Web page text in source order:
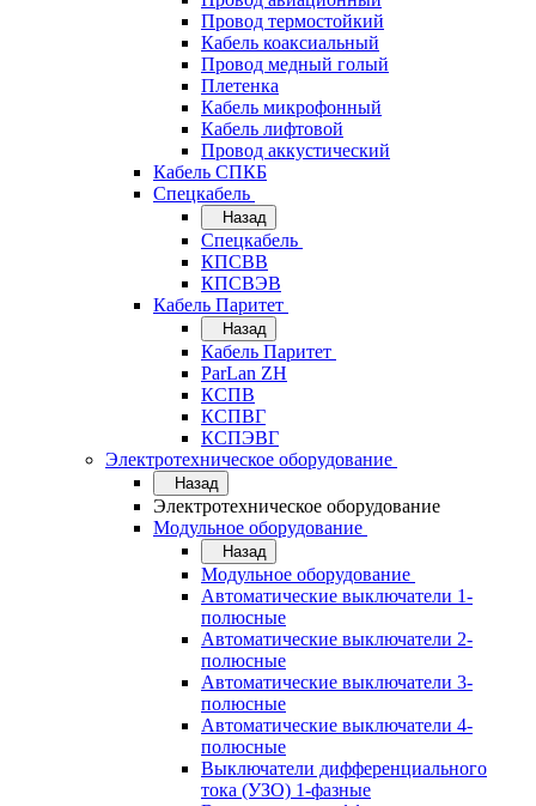
Провод термостойкий
Кабель коаксиальный
Провод медный голый
Плетенка
Кабель микрофонный
Кабель лифтовой
Провод аккустический
Кабель СПКБ
Спецкабель
Назад
Спецкабель
КПСВВ
КПСВЭВ
Кабель Паритет
Назад
Кабель Паритет
ParLan ZH
КСПВ
КСПВГ
КСПЭВГ
Электротехническое оборудование
Назад
Электротехническое оборудование
Модульное оборудование
Назад
Модульное оборудование
Автоматические выключатели 1-
полюсные
Автоматические выключатели 2-
полюсные
Автоматические выключатели 3-
полюсные
Автоматические выключатели 4-
полюсные
Выключатели дифференциального
тока (УЗО) 1-фазные